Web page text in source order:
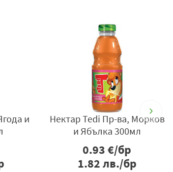
Нектар Tedi Банан, Морков
и Ябълка 300мл
€/бр
лв./бр
Tedi